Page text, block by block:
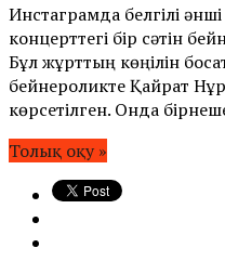
Инстаграмда белгілі
концерттегі бір сәтін
Бұл жұрттың көңілін
бейнероликте Қайрат
көрсетілген. Онда
Толық оқу »